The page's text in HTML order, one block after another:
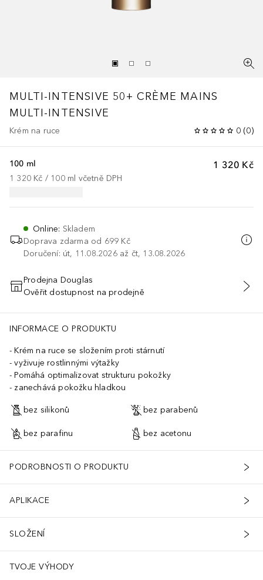
MULTI-INTENSIVE 50+ CRÈME MAINS
MULTI-INTENSIVE
Krém na ruce 0 (0)
1 320 Kč
100 ml
1 320 Kč / 100 ml včetně DPH
Online: Skladem
Doprava zdarma od 699 Kč
Doručení: út, 11.08.2026 až čt, 13.08.2026
PŘIDAT DO KOŠÍKU
Prodejna Douglas
Ověřit dostupnost na prodejně
INFORMACE O PRODUKTU
Krém na ruce se složením proti stárnutí
vyživuje rostlinnými výtažky
Pomáhá optimalizovat strukturu pokožky
zanechává pokožku hladkou
bez silikonů bez parabenů
bez parafinu bez acetonu
PODROBNOSTI O PRODUKTU
APLIKACE
SLOŽENÍ
TVOJE VÝHODY